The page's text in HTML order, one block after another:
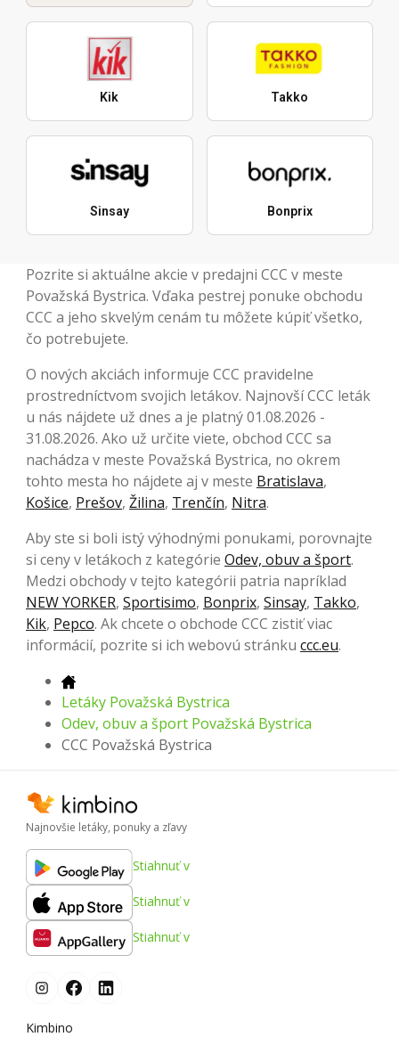
Kik Takko
Sinsay Bonprix
Pozrite si aktuálne akcie v predajni CCC v meste
Považská Bystrica. Vďaka pestrej ponuke obchodu
CCC a jeho skvelým cenám tu môžete kúpiť všetko,
čo potrebujete.
O nových akciách informuje CCC pravidelne
prostredníctvom svojich letákov. Najnovší CCC leták
u nás nájdete už dnes a je platný 01.08.2026 -
31.08.2026. Ako už určite viete, obchod CCC sa
nachádza v meste Považská Bystrica, no okrem
tohto mesta ho nájdete aj v meste Bratislava,
Košice, Prešov, Žilina, Trenčín, Nitra.
Aby ste si boli istý výhodnými ponukami, porovnajte
si ceny v letákoch z kategórie Odev, obuv a šport.
Medzi obchody v tejto kategórii patria napríklad
NEW YORKER, Sportisimo, Bonprix, Sinsay, Takko,
Kik, Pepco. Ak chcete o obchode CCC zistiť viac
informácií, pozrite si ich webovú stránku ccc.eu.
Letáky Považská Bystrica
Odev, obuv a šport Považská Bystrica
CCC Považská Bystrica
Najnovšie letáky, ponuky a zľavy
Stiahnuť v
Stiahnuť v
Stiahnuť v
Kimbino